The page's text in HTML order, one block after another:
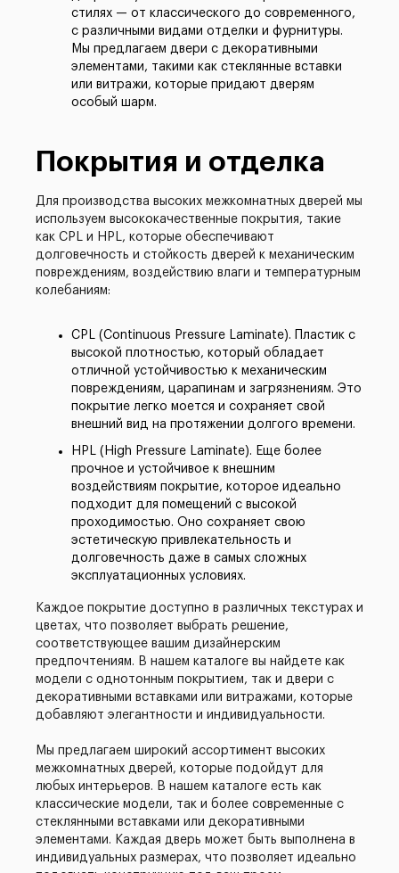
стилях — от классического до современного,
с различными видами отделки и фурнитуры.
Мы предлагаем двери с декоративными
элементами, такими как стеклянные вставки
или витражи, которые придают дверям
особый шарм.
Покрытия и отделка
Для производства высоких межкомнатных дверей мы
используем высококачественные покрытия, такие
как CPL и HPL, которые обеспечивают
долговечность и стойкость дверей к механическим
повреждениям, воздействию влаги и температурным
колебаниям:
CPL (Continuous Pressure Laminate). Пластик с
высокой плотностью, который обладает
отличной устойчивостью к механическим
повреждениям, царапинам и загрязнениям. Это
покрытие легко моется и сохраняет свой
внешний вид на протяжении долгого времени.
HPL (High Pressure Laminate). Еще более
прочное и устойчивое к внешним
воздействиям покрытие, которое идеально
подходит для помещений с высокой
проходимостью. Оно сохраняет свою
эстетическую привлекательность и
долговечность даже в самых сложных
эксплуатационных условиях.
Каждое покрытие доступно в различных текстурах и
цветах, что позволяет выбрать решение,
соответствующее вашим дизайнерским
предпочтениям. В нашем каталоге вы найдете как
модели с однотонным покрытием, так и двери с
декоративными вставками или витражами, которые
добавляют элегантности и индивидуальности.
Мы предлагаем широкий ассортимент высоких
межкомнатных дверей, которые подойдут для
любых интерьеров. В нашем каталоге есть как
классические модели, так и более современные с
стеклянными вставками или декоративными
элементами. Каждая дверь может быть выполнена в
индивидуальных размерах, что позволяет идеально